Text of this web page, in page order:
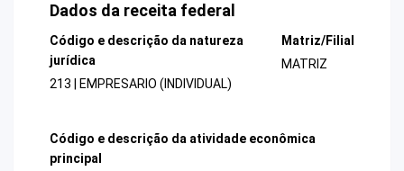
Dados da receita federal
Código e descrição da natureza
jurídica
213 | EMPRESARIO (INDIVIDUAL)
Matriz/Filial
MATRIZ
Código e descrição da atividade econômica
principal